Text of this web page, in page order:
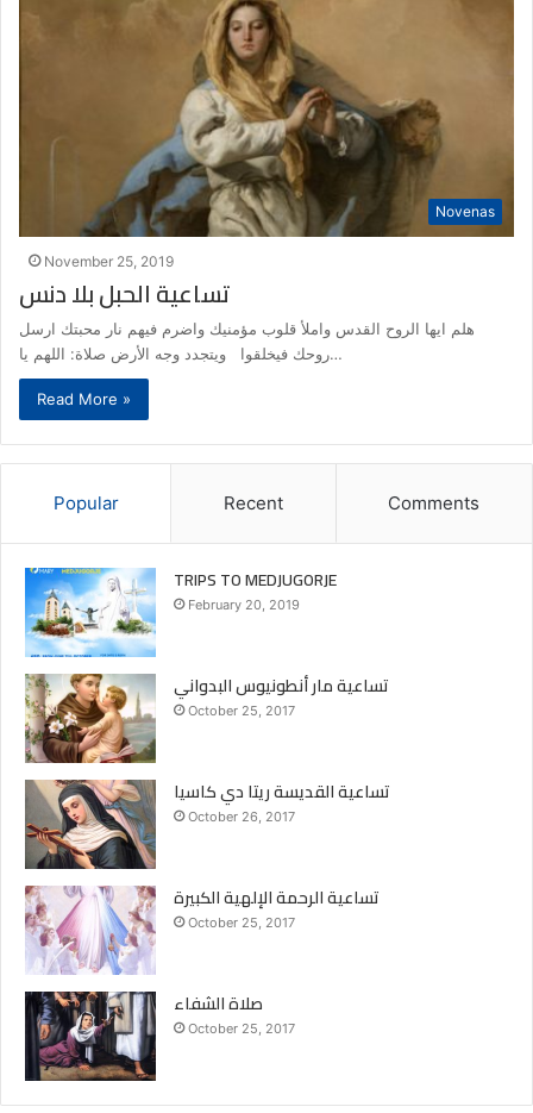
Novenas
November 25, 2019
تساعية الحبل بلا دنس
هلم ايها الروح القدس واملأ قلوب مؤمنيك واضرم فيهم نار محبتك ارسل
روحك فيخلقوا ويتجدد وجه الأرض صلاة: اللهم يا…
Read More »
Popular Recent Comments
TRIPS TO MEDJUGORJE
February 20, 2019
تساعية مار أنطونيوس البدواني
October 25, 2017
تساعية القديسة ريتا دي كاسيا
October 26, 2017
تساعية الرحمة الإلهية الكبيرة
October 25, 2017
صلاة الشفاء
October 25, 2017